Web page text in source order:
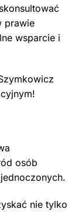
prawie
wsparcie i
osób
nie tylko